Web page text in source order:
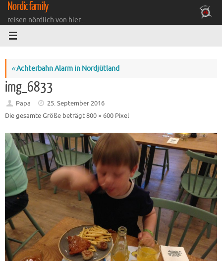
Zum
Inhalt
springen
Nordicfamily
reisen nördlich von hier...
«Achterbahn Alarm in Nordjütland
img_6833
Papa
25. September 2016
Die gesamte Größe beträgt800 × 600 Pixel